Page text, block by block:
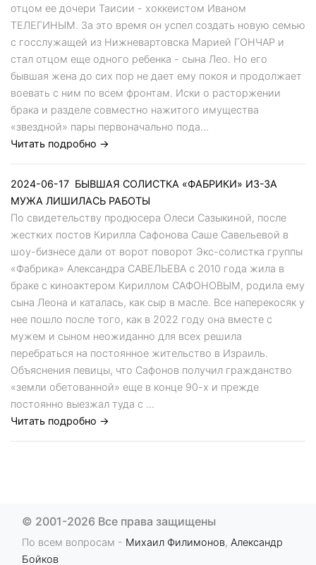
отцом ее дочери Таисии - хоккеистом Иваном
ТЕЛЕГИНЫМ. За это время он успел создать новую семью
с госслужащей из Нижневартовска Марией ГОНЧАР и
стал отцом еще одного ребенка - сына Лео. Но его
бывшая жена до сих пор не дает ему покоя и продолжает
воевать с ним по всем фронтам. Иски о расторжении
брака и разделе совместно нажитого имущества
«звездной» пары первоначально пода...
Читать подробно →
2024-06-17 БЫВШАЯ СОЛИСТКА «ФАБРИКИ» ИЗ-ЗА
МУЖА ЛИШИЛАСЬ РАБОТЫ
По свидетельству продюсера Олеси Сазыкиной, после
жестких постов Кирилла Сафонова Саше Савельевой в
шоу-бизнесе дали от ворот поворот Экс-солистка группы
«Фабрика» Александра САВЕЛЬЕВА с 2010 года жила в
браке с киноактером Кириллом САФОНОВЫМ, родила ему
сына Леона и каталась, как сыр в масле. Все наперекосяк у
нее пошло после того, как в 2022 году она вместе с
мужем и сыном неожиданно для всех решила
перебраться на постоянное жительство в Израиль.
Объяснения певицы, что Сафонов получил гражданство
«земли обетованной» еще в конце 90-х и прежде
постоянно выезжал туда с ...
Читать подробно →
© 2001-2026 Все права защищены
По всем вопросам - Михаил Филимонов, Александр
Бойков